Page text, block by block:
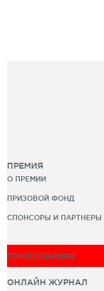
ПРЕМИЯ
О ПРЕМИИ
ПРИЗОВОЙ ФОНД
СПОНСОРЫ И ПАРТНЕРЫ
ГОЛОСОВАНИЕ
ОНЛАЙН ЖУРНАЛ